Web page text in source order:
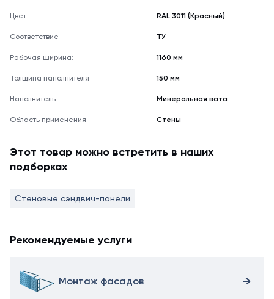
Цвет RAL 3011 (Красный)
Соответствие ТУ
Рабочая ширина: 1160 мм
Толщина наполнителя 150 мм
Наполнитель Минеральная вата
Область применения Стены
Этот товар можно встретить в наших
подборках
Стеновые сэндвич-панели
Рекомендуемые услуги
Монтаж фасадов